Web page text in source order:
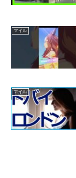
マイル
マイル